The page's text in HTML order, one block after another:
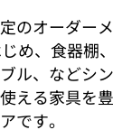
のオーダー
め、食器棚
ル、などシ
える家具を
です。